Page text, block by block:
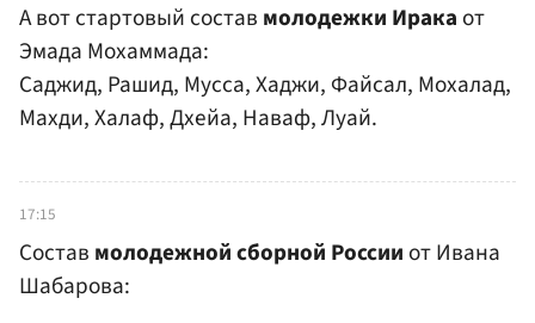
А вот стартовый состав молодежки Ирака от
Эмада Мохаммада:
Саджид, Рашид, Мусса, Хаджи, Файсал, Мохалад,
Махди, Халаф, Дхейа, Наваф, Луай.
17:15
Состав молодежной сборной России от Ивана
Шабарова: